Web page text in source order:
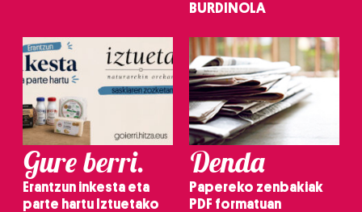
BURDINOLA
Gure berri.
Erantzun inkesta eta
parte hartu Iztuetako
Denda
Papereko zenbakiak
PDF formatuan